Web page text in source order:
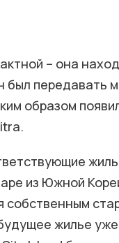
– она
был передавать
образом
из Южной
собственным
жилье